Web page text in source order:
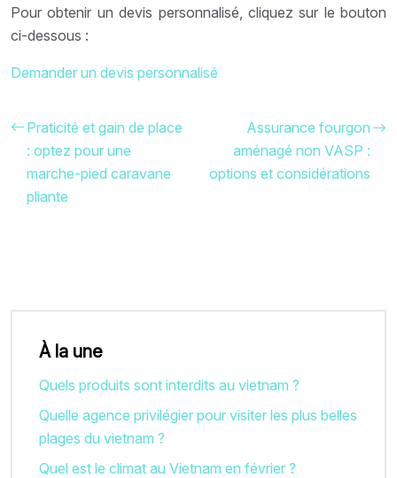
Pour obtenir un devis personnalisé, cliquez sur le bouton
ci-dessous :
Demander un devis personnalisé
Praticité et gain de place
: optez pour une
marche-pied caravane
pliante
Assurance fourgon
aménagé non VASP :
options et considérations
À la une
Quels produits sont interdits au vietnam ?
Quelle agence privilégier pour visiter les plus belles
plages du vietnam ?
Quel est le climat au Vietnam en février ?